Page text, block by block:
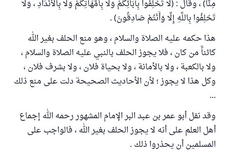
مِنَّا) ، وقال : (لَا تَحْلِفُوا بِآبَائِكُمْ وَلَا بِأُمَّهَاتِكُمْ وَلَا بِالْأَنْدَادِ ، وَلَا
تَحْلِفُوا بِاللَّهِ إِلَّا وَأَنْتُمْ صَادِقُونَ) .
هذا حكمه عليه الصلاة والسلام ، وهو منع الحلف بغير الله
كائناًَ من كان ، فلا يجوز الحلف بالنبي عليه الصلاة والسلام ،
ولا بالكعبة ، ولا بالأمانة ، ولا بحياة فلان ، ولا بشرف فلان ،
وكل هذا لا يجوز ؛ لأن الأحاديث الصحيحة دلت على منع ذلك
...
وقد نقل أبو عمر بن عبد البر الإمام المشهور رحمه الله إجماع
أهل العلم على أنه لا يجوز الحلف بغير الله ، فالواجب على
المسلمين أن يحذروا ذلك .